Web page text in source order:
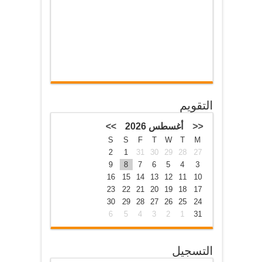
التقويم
<< أغسطس 2026 >>
M
T
W
T
F
S
S
27
28
29
30
31
1
2
3
4
5
6
7
8
9
10
11
12
13
14
15
16
17
18
19
20
21
22
23
24
25
26
27
28
29
30
31
1
2
3
4
5
6
التسجيل